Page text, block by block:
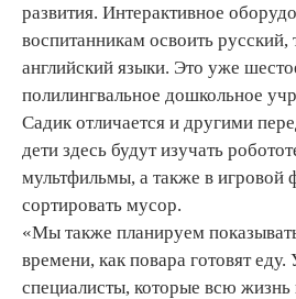
развития. Интерактивное
воспитанникам освоить русский,
английский языки. Это уже
полилингвальное дошкольное
Садик отличается и другими
дети здесь будут изучать
мультфильмы, а также в игровой
сортировать мусор.
«Мы также планируем
времени, как повара готовят еду.
специалисты, которые всю жизнь